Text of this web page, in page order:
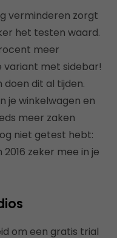
verminderen zorgt
het testen waard.
meer
variant met sidebar!
doen dit al tijden.
je winkelwagen en
meer zaken
niet getest hebt:
zeker mee in je
om een gratis trial